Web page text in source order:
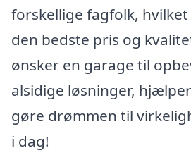
forskellige fagfolk,
den bedste pris og
ønsker en garage til
alsidige løsninger,
gøre drømmen til
i dag!